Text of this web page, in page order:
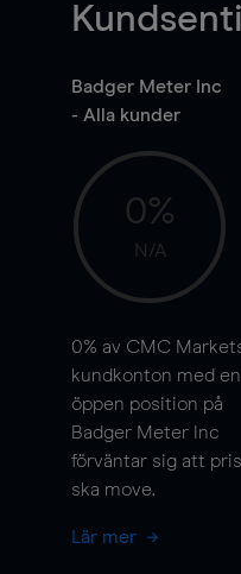
Badger Meter Inc
- Alla kunder
0%
N/A
0% av CMC
kundkonton med en
öppen position på
Badger Meter Inc
förväntar sig att
ska move.
Lär mer